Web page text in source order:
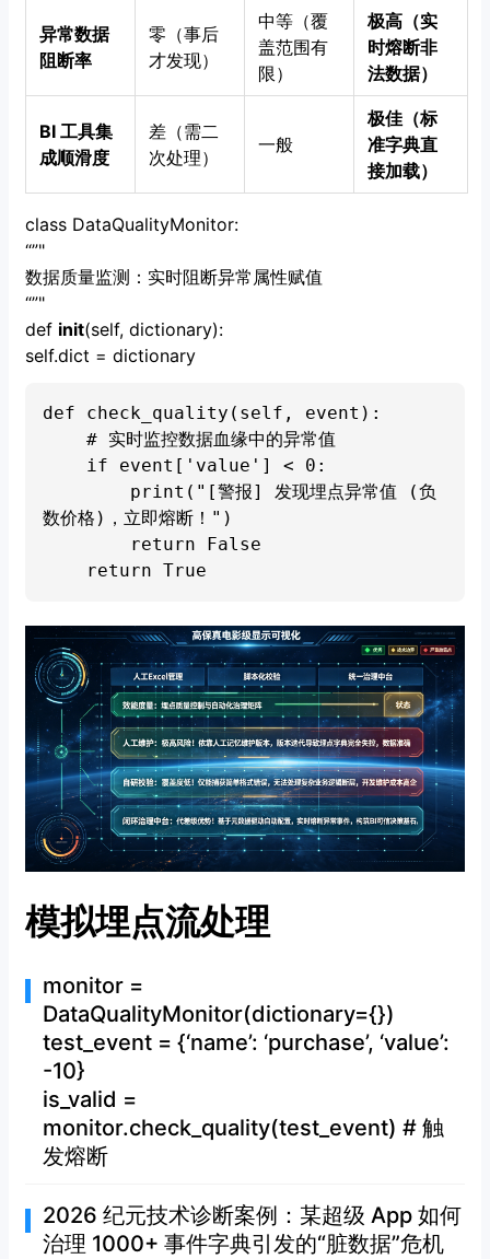
异常数据
阻断率
零（事后
才发现）
中等（覆
盖范围有
限）
极高（实
时熔断非
法数据）
BI 工具集
成顺滑度
差（需二
次处理）
一般
极佳（标
准字典直
接加载）
class DataQualityMonitor:
“”"
数据质量监测：实时阻断异常属性赋值
“”"
def init(self, dictionary):
self.dict = dictionary
def check_quality(self, event):
数价格)，立即熔断！")
模拟埋点流处理
monitor =
DataQualityMonitor(dictionary={})
test_event = {‘name’: ‘purchase’, ‘value’:
-10}
is_valid =
monitor.check_quality(test_event) # 触
发熔断
2026 纪元技术诊断案例：某超级 App 如何
治理 1000+ 事件字典引发的“脏数据”危机